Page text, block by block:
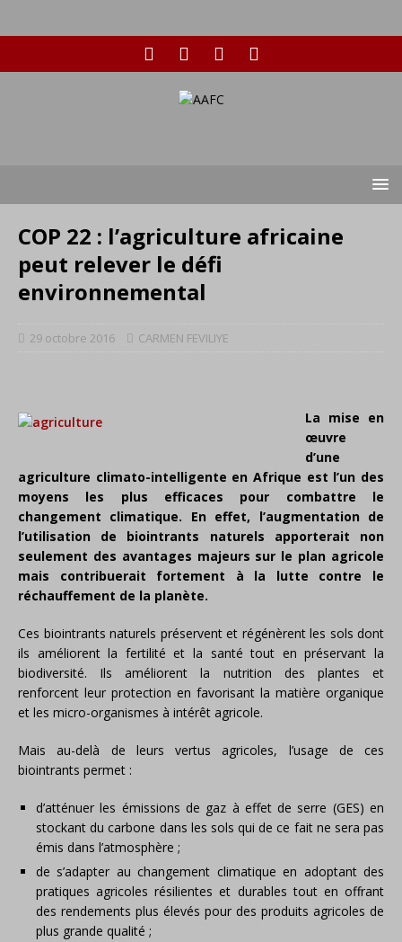
COP 22 : l’agriculture africaine
peut relever le défi
environnemental
29 octobre 2016 CARMEN FEVILIYE
La mise en
œuvre
d’une
agriculture climato-intelligente en Afrique est l’un des
moyens les plus efficaces pour combattre le
changement climatique. En effet, l’augmentation de
l’utilisation de biointrants naturels apporterait non
seulement des avantages majeurs sur le plan agricole
mais contribuerait fortement à la lutte contre le
réchauffement de la planète.
Ces biointrants naturels préservent et régénèrent les sols dont
ils améliorent la fertilité et la santé tout en préservant la
biodiversité. Ils améliorent la nutrition des plantes et
renforcent leur protection en favorisant la matière organique
et les micro-organismes à intérêt agricole.
Mais au-delà de leurs vertus agricoles, l’usage de ces
biointrants permet :
d’atténuer les émissions de gaz à effet de serre (GES) en
stockant du carbone dans les sols qui de ce fait ne sera pas
émis dans l’atmosphère ;
de s’adapter au changement climatique en adoptant des
pratiques agricoles résilientes et durables tout en offrant
des rendements plus élevés pour des produits agricoles de
plus grande qualité ;